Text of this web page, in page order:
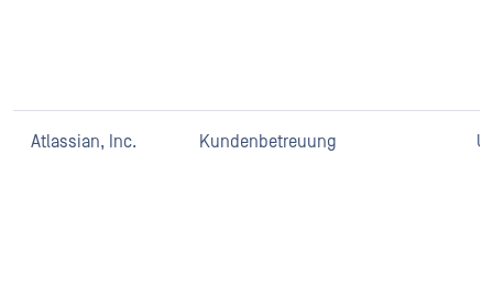
Atlassian, Inc. Kundenbetreuung